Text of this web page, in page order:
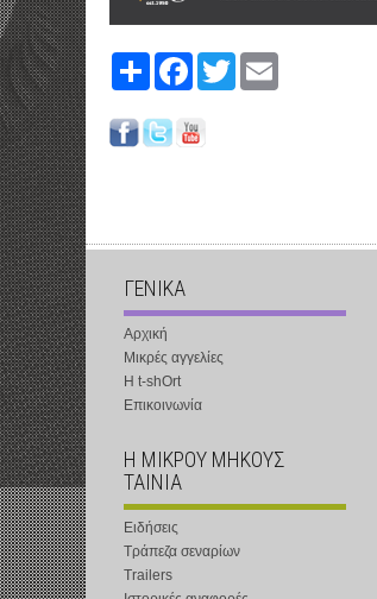
Share FacebookTwitter
ΓΕΝΙΚΑ
Αρχική
Μικρές αγγελίες
Η t-shOrt
Επικοινωνία
Η ΜΙΚΡΟΥ ΜΗΚΟΥΣ
ΤΑΙΝΙΑ
Ειδήσεις
Τράπεζα σεναρίων
Trailers